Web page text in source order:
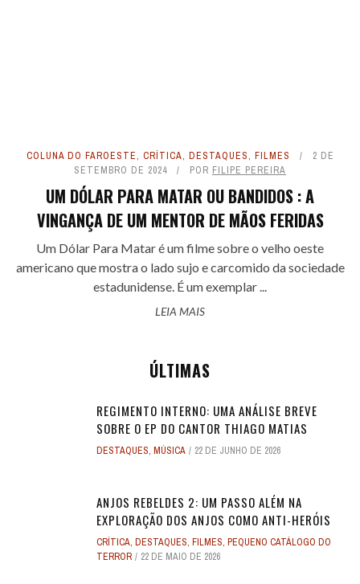
COLUNA DO FAROESTE, CRÍTICA, DESTAQUES, FILMES
2 DE
SETEMBRO DE 2024
POR FILIPE PEREIRA
UM DÓLAR PARA MATAR OU BANDIDOS : A
VINGANÇA DE UM MENTOR DE MÃOS FERIDAS
Um Dólar Para Matar é um filme sobre o velho oeste
americano que mostra o lado sujo e carcomido da sociedade
estadunidense. É um exemplar ...
LEIA MAIS
ÚLTIMAS
REGIMENTO INTERNO: UMA ANÁLISE BREVE
SOBRE O EP DO CANTOR THIAGO MATIAS
DESTAQUES, MÚSICA 22 DE JUNHO DE 2026
ANJOS REBELDES 2: UM PASSO ALÉM NA
EXPLORAÇÃO DOS ANJOS COMO ANTI-HERÓIS
CRÍTICA, DESTAQUES, FILMES, PEQUENO CATÁLOGO DO
TERROR
22 DE MAIO DE 2026